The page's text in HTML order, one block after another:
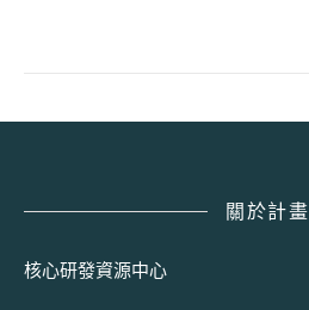
關於計畫
核心研發資源中心